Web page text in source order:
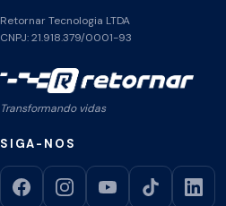
Retornar Tecnologia LTDA
CNPJ: 21.918.379/0001-93
Transformando vidas
SIGA-NOS